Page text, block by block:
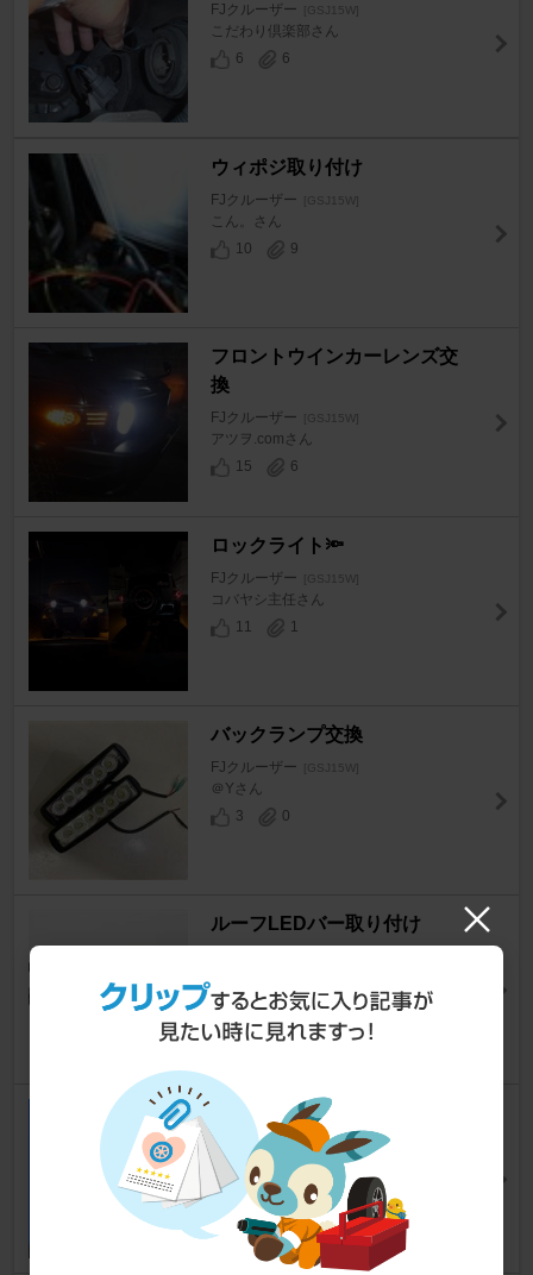
FJクルーザー [GSJ15W]
こだわり倶楽部さん
6
6
ウィポジ取り付け
FJクルーザー [GSJ15W]
こん。さん
10
9
フロントウインカーレンズ交
換
FJクルーザー [GSJ15W]
アツヲ.comさん
15
6
ロックライト🔦
FJクルーザー [GSJ15W]
コバヤシ主任さん
11
1
バックランプ交換
FJクルーザー [GSJ15W]
＠Yさん
3
0
ルーフLEDバー取り付け
8
2
サイドウィンカー交換
FJクルーザー [GSJ15W]
jeep.koideさん
1